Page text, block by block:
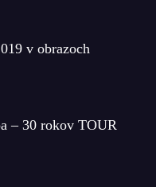
v obrazoch
– 30 rokov TOUR